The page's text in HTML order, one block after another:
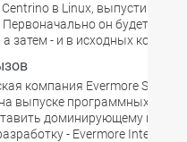
в Linux, выпустив для
он будет
затем - и в исходных кодах
компания Evermore
выпуске программных
доминирующему во
- Evermore